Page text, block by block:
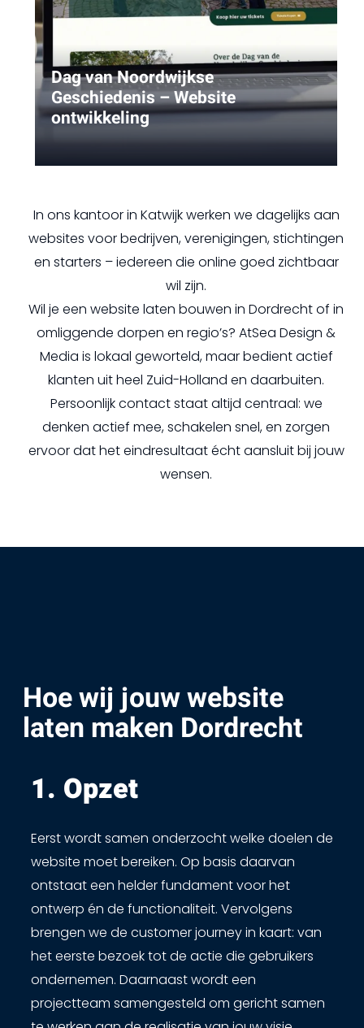
Dag van Noordwijkse
Geschiedenis – Website
ontwikkeling
In ons kantoor in Katwijk werken we dagelijks aan
websites voor bedrijven, verenigingen, stichtingen
en starters – iedereen die online goed zichtbaar
wil zijn.
Wil je een website laten bouwen in Dordrecht of in
omliggende dorpen en regio’s? AtSea Design &
Media is lokaal geworteld, maar bedient actief
klanten uit heel Zuid-Holland en daarbuiten.
Persoonlijk contact staat altijd centraal: we
denken actief mee, schakelen snel, en zorgen
ervoor dat het eindresultaat écht aansluit bij jouw
wensen.
Hoe wij jouw website
laten maken Dordrecht
1. Opzet ​
Eerst wordt samen onderzocht welke doelen de
website moet bereiken. Op basis daarvan
ontstaat een helder fundament voor het
ontwerp én de functionaliteit. Vervolgens
brengen we de customer journey in kaart: van
het eerste bezoek tot de actie die gebruikers
ondernemen. Daarnaast wordt een
projectteam samengesteld om gericht samen